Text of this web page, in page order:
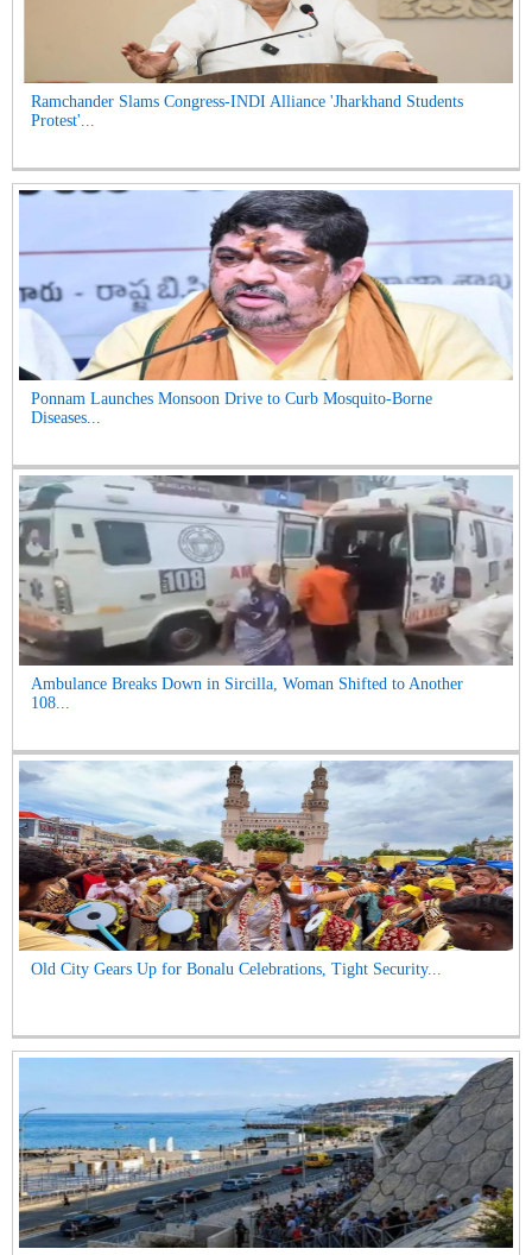
Ramchander Slams Congress-INDI Alliance 'Jharkhand Students
Protest'...
Ponnam Launches Monsoon Drive to Curb Mosquito-Borne
Diseases...
Ambulance Breaks Down in Sircilla, Woman Shifted to Another
108...
Old City Gears Up for Bonalu Celebrations, Tight Security...